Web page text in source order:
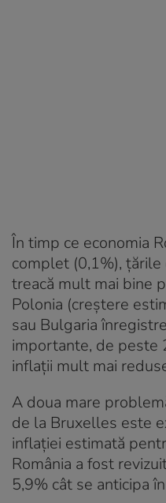
În timp ce economia
complet (0,1%),
treacă mult mai bine
Polonia (creștere
sau Bulgaria
importante, de peste
inflații mult mai
A doua mare
de la Bruxelles este
inflației estimată
România a fost
5,9% cât se anticipa